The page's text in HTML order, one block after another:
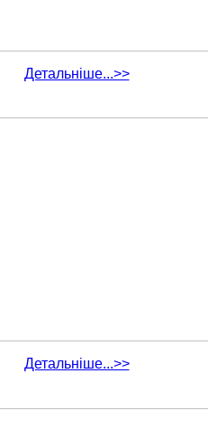
Детальніше...>>
Детальніше...>>